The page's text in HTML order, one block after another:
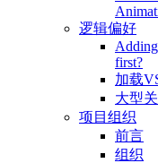
逻辑偏好
first?
加载
大型
项目组织
前言
组织